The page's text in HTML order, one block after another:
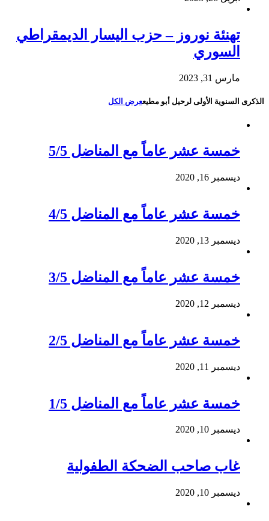
تهنئة نوروز – حزب اليسار الديمقراطي
السوري
مارس 31, 2023
الذكرى السنوية الأولى لرحيل أبو مطيععرض الكل
خمسة عشر عاماً مع المناضل 5/5
ديسمبر 16, 2020
خمسة عشر عاماً مع المناضل 4/5
ديسمبر 13, 2020
خمسة عشر عاماً مع المناضل 3/5
ديسمبر 12, 2020
خمسة عشر عاماً مع المناضل 2/5
ديسمبر 11, 2020
خمسة عشر عاماً مع المناضل 1/5
ديسمبر 10, 2020
غاب صاحب الضحكة الطفولية
ديسمبر 10, 2020